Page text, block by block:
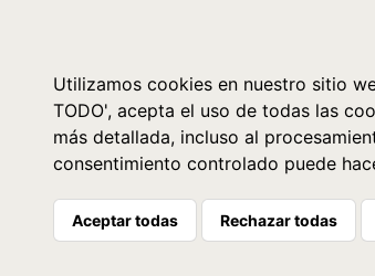
Utilizamos cookies en nuestro sitio
TODO', acepta el uso de todas las
más detallada, incluso al
consentimiento controlado puede
Aceptar todas Rechazar todas